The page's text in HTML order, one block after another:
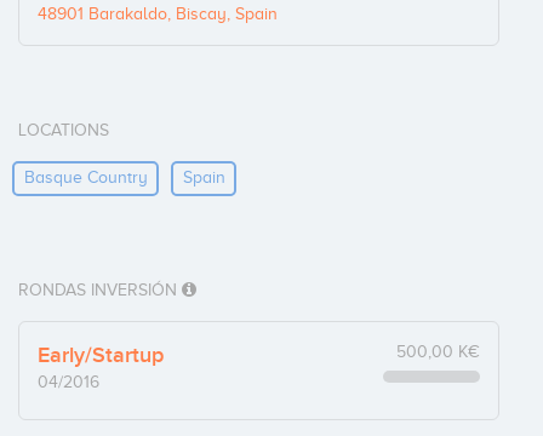
48901 Barakaldo, Biscay, Spain
LOCATIONS
Basque Country Spain
RONDAS INVERSIÓN
Early/Startup
04/2016
500,00 K€